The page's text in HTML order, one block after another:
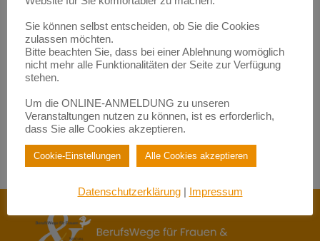
werden | BerufsWege für Frauen e.V.
Empowerment durch Mentoring: Wie Migrantinnen gestärkt
werden | BerufsWege für Frauen e.V.
zuFemale Empowerment im Main Kinzig Kreis
Be happy – so werden Sie glücklich im Beruf!| BerufsWege für
zuEigenlob stimmt!
Be happy – so werden Sie glücklich im Beruf!| BerufsWege für
Frauen e.V.
Female Empowerment im Main Kinzig Kreis
Sie können selbst entscheiden, ob Sie die Cookies
zulassen möchten.
Bitte beachten Sie, dass bei einer Ablehnung womöglich
nicht mehr alle Funktionalitäten der Seite zur Verfügung
stehen.
Um die ONLINE-ANMELDUNG zu unseren
Veranstaltungen nutzen zu können, ist es erforderlich,
dass Sie alle Cookies akzeptieren.
Cookie-Einstellungen Alle Cookies akzeptieren
Datenschutzerklärung| Impressum